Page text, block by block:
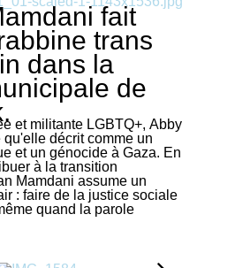
fait
trans
dans la
de
et militante LGBTQ+, Abby
décrit comme un
et un génocide à Gaza. En
à la transition
Mamdani assume un
: faire de la justice sociale
quand la parole